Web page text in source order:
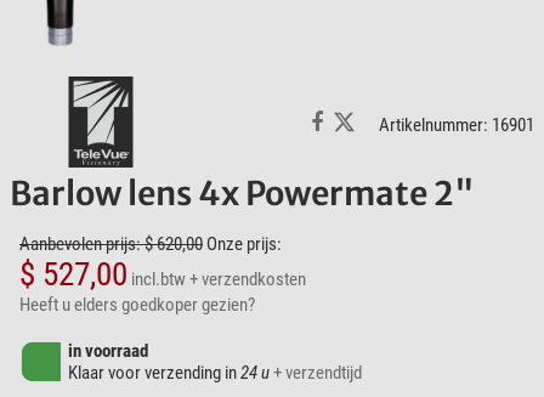
Artikelnummer: 16901
Barlow lens 4x Powermate 2"
Aanbevolen prijs: $ 620,00 Onze prijs:
$ 527,00 incl.btw+ verzendkosten
Heeft u elders goedkoper gezien?
in voorraad
Klaar voor verzending in24 u+ verzendtijd